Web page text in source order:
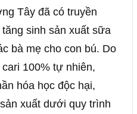
Tây đã có truyền
sinh sản xuất sữa
bà mẹ cho con bú. Do
100% tự nhiên,
hóa học độc hại,
xuất dưới quy trình